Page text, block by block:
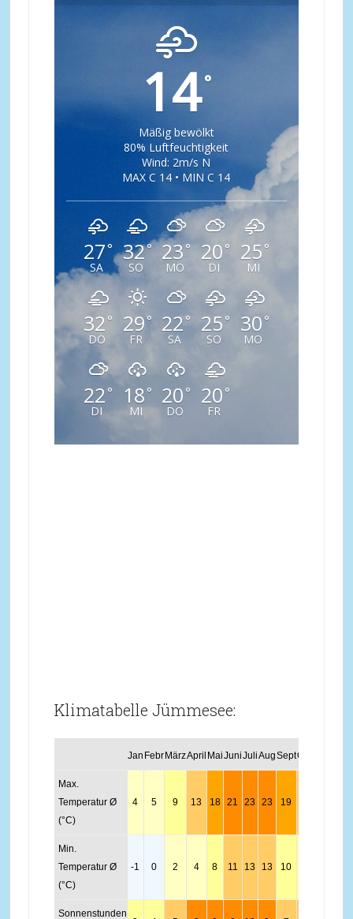
14°
Mäßig bewölkt
80% Luftfeuchtigkeit
Wind: 2m/s N
MAX C 14 • MIN C 14
27°
SA
32°
SO
23°
MO
20 °
DI
25 °
MI
32 °
DO
29°
FR
22°
SA
25 °
SO
30 °
MO
22°
DI
18 °
MI
20 °
DO
20 °
FR
Klimatabelle Jümmesee:
Jan Febr MärzApril MaiJuniJuliAugSeptOkt
Max.
Temperatur Ø
(°C)
4 5 9 13 18 21 23 23 19
Min.
Temperatur Ø
(°C)
-1 0 2 4 8 11 13 13 10
Sonnenstunden